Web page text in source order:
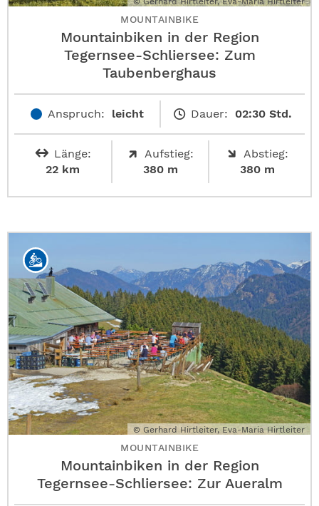
MOUNTAINBIKE
Mountainbiken in der Region
Tegernsee-Schliersee: Zum
Taubenberghaus
Anspruch: leicht Dauer: 02:30 Std.
Länge:
22 km
Aufstieg:
380 m
Abstieg:
380 m
© Gerhard Hirtleiter, Eva-Maria Hirtleiter
MOUNTAINBIKE
Mountainbiken in der Region
Tegernsee-Schliersee: Zur Aueralm